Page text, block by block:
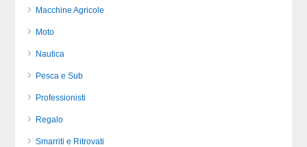
Macchine Agricole
Moto
Nautica
Pesca e Sub
Professionisti
Regalo
Smarriti e Ritrovati